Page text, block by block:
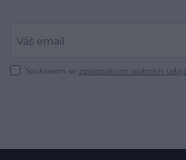
Souhlasím se zpracováním osobních údajů